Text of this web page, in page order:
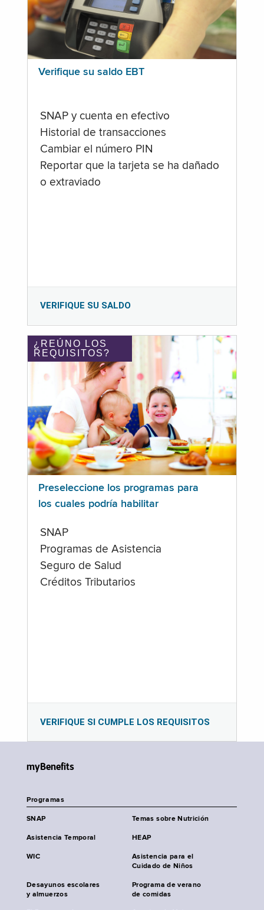
Verifique su saldo EBT
SNAP y cuenta en efectivo
Historial de transacciones
Cambiar el número PIN
Reportar que la tarjeta se ha dañado
o extraviado
VERIFIQUE SU SALDO
¿REÚNO LOS
REQUISITOS?
Preseleccione los programas para
los cuales podría habilitar
SNAP
Programas de Asistencia
Seguro de Salud
Créditos Tributarios
VERIFIQUE SI CUMPLE LOS REQUISITOS
myBenefits
Programas
SNAP Temas sobre Nutrición
Asistencia Temporal HEAP
WIC
Asistencia para el
Cuidado de Niños
Desayunos escolares
y almuerzos
Programa de verano
de comidas